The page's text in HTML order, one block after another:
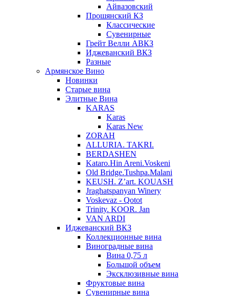
Айвазовский
Прошянский КЗ
Классические
Сувенирные
Грейт Велли АВКЗ
Иджеванский ВКЗ
Разные
Армянское Вино
Новинки
Старые вина
Элитные Вина
KARAS
Karas
Karas New
ZORAH
ALLURIA. TAKRI.
BERDASHEN
Kataro.Hin Areni.Voskeni
Old Bridge.Tushpa.Malani
KEUSH. Z’art. KOUASH
Jraghatspanyan Winery
Voskevaz - Qotot
Trinity. KOOR. Jan
VAN ARDI
Иджеванский ВКЗ
Коллекционные вина
Виноградные вина
Вина 0,75 л
Большой объем
Эксклюзивные вина
Фруктовые вина
Cувенирные вина